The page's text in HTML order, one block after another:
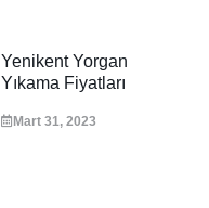
Yenikent Yorgan
Yıkama Fiyatları
Mart 31, 2023